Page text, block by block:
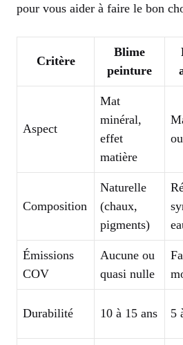
pour vous aider à faire le bon
Critère
Blime
peinture
Aspect
Mat
minéral,
effet
matière
Composition
Naturelle
(chaux,
pigments)
Émissions
COV
Aucune ou
quasi nulle
Durabilité 10 à 15 ans 5